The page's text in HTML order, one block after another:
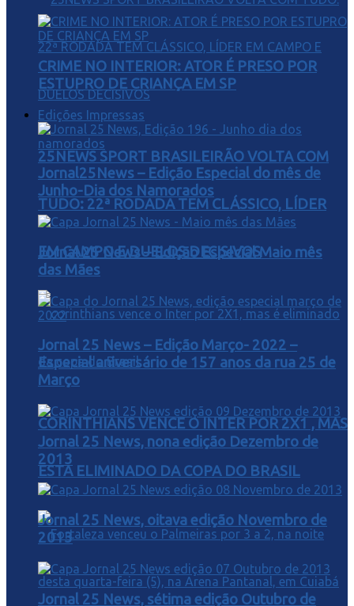
25NEWS SPORT BRASILEIRÃO VOLTA COM
TUDO: 22ª RODADA TEM CLÁSSICO, LÍDER
EM CAMPO E DUELOS DECISIVOS
CORINTHIANS VENCE O INTER POR 2X1 , MAS
ESTA ELIMINADO DA COPA DO BRASIL
CRIME NO INTERIOR: ATOR É PRESO POR
ESTUPRO DE CRIANÇA EM SP
Edições Impressas
Jornal25News – Edição Especial do mês de
Junho-Dia dos Namorados
Jornal 25 News – Edição Especial Maio mês
das Mães
Jornal 25 News – Edição Março- 2022 –
Especial aniversário de 157 anos da rua 25 de
Março
Jornal 25 News, nona edição Dezembro de
2013
Jornal 25 News, oitava edição Novembro de
2013
Jornal 25 News, sétima edição Outubro de